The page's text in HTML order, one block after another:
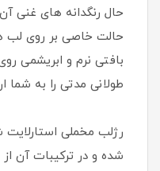
حال رنگدانه های غنی
حالت خاصی بر روی لب
بافتی نرم و ابریشمی
طولانی مدتی را به شما
رژلب مخملی
شده و در ترکیبات آن از